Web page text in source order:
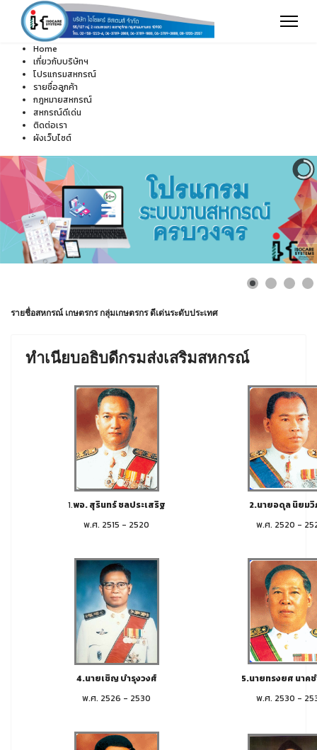
Home
เกี่ยวกับบริษัทฯ
โปรแกรมสหกรณ์
รายชื่อลูกค้า
กฎหมายสหกรณ์
สหกรณ์ดีเด่น
ติดต่อเรา
ผังเว็บไซต์
รายชื่อสหกรณ์ เกษตรกร กลุ่มเกษตรกร ดีเด่นระดับประเทศ
ทำเนียบอธิบดีกรมส่งเสริมสหกรณ์
1.พอ. สุรินทร์ ชลประเสริฐ
2.นายอดุล นิยมวิ
พ.ศ. 2515 - 2520
พ.ศ. 2520 -
4.นายเชิญ บำรุงวงศ์
5.นายทรงยศ นาค
พ.ศ. 2526 - 2530
พ.ศ. 2530 -